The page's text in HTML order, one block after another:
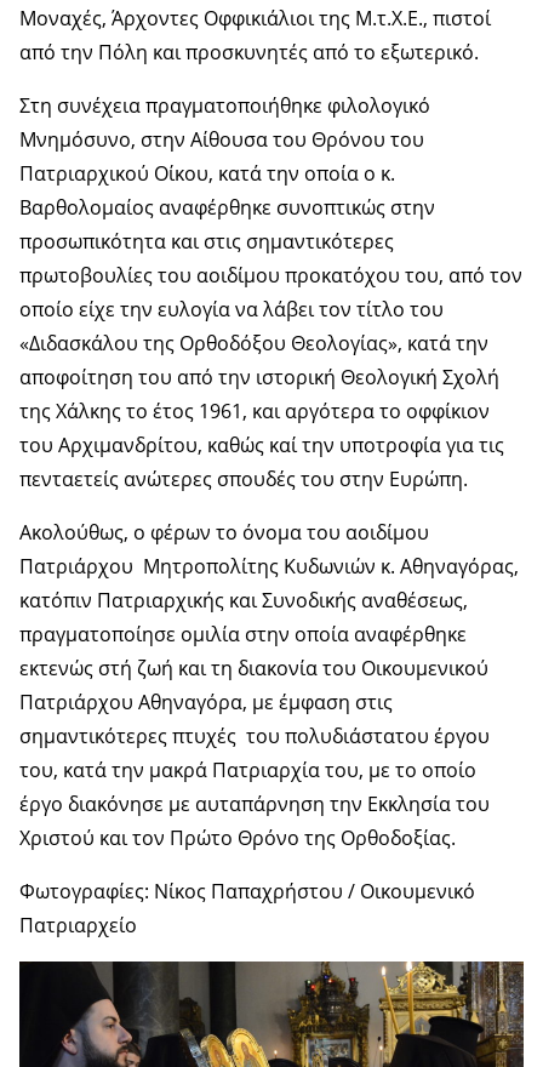
Μοναχές, Άρχοντες Οφφικιάλιοι της Μ.τ.Χ.Ε., πιστοί
από την Πόλη και προσκυνητές από το εξωτερικό.
Στη συνέχεια πραγματοποιήθηκε φιλολογικό
Μνημόσυνο, στην Αίθουσα του Θρόνου του
Πατριαρχικού Οίκου, κατά την οποία ο κ.
Βαρθολομαίος αναφέρθηκε συνοπτικώς στην
προσωπικότητα και στις σημαντικότερες
πρωτοβουλίες του αοιδίμου προκατόχου του, από τον
οποίο είχε την ευλογία να λάβει τον τίτλο του
«Διδασκάλου της Ορθοδόξου Θεολογίας», κατά την
αποφοίτηση του από την ιστορική Θεολογική Σχολή
της Χάλκης το έτος 1961, και αργότερα το οφφίκιον
του Αρχιμανδρίτου, καθώς καί την υποτροφία για τις
πενταετείς ανώτερες σπουδές του στην Ευρώπη.
Ακολούθως, ο φέρων το όνομα του αοιδίμου
Πατριάρχου Μητροπολίτης Κυδωνιών κ. Αθηναγόρας,
κατόπιν Πατριαρχικής και Συνοδικής αναθέσεως,
πραγματοποίησε ομιλία στην οποία αναφέρθηκε
εκτενώς στή ζωή και τη διακονία του Οικουμενικού
Πατριάρχου Αθηναγόρα, με έμφαση στις
σημαντικότερες πτυχές του πολυδιάστατου έργου
του, κατά την μακρά Πατριαρχία του, με το οποίο
έργο διακόνησε με αυταπάρνηση την Εκκλησία του
Χριστού και τον Πρώτο Θρόνο της Ορθοδοξίας.
Φωτογραφίες: Νίκος Παπαχρήστου / Οικουμενικό
Πατριαρχείο